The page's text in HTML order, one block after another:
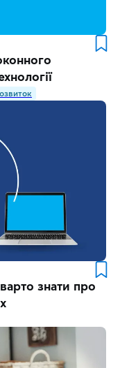
знати про